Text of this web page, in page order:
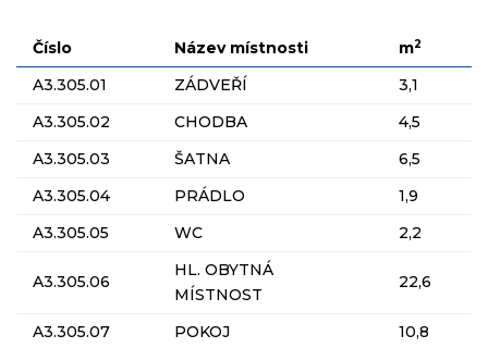
Číslo Název místnosti m2
A3.305.01 ZÁDVEŘÍ
3,1
A3.305.02
CHODBA
4,5
A3.305.03
ŠATNA
6,5
A3.305.04
PRÁDLO
1,9
A3.305.05
WC 2,2
A3.305.06
HL. OBYTNÁ
MÍSTNOST
22,6
A3.305.07 POKOJ
10,8